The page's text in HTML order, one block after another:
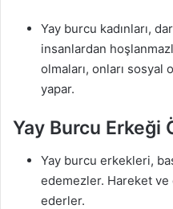
Yay burcu kadınları,
insanlardan
olmaları, onları
yapar.
Yay Burcu Erkeği
Yay burcu erkekleri,
edemezler. Hareket
ederler.